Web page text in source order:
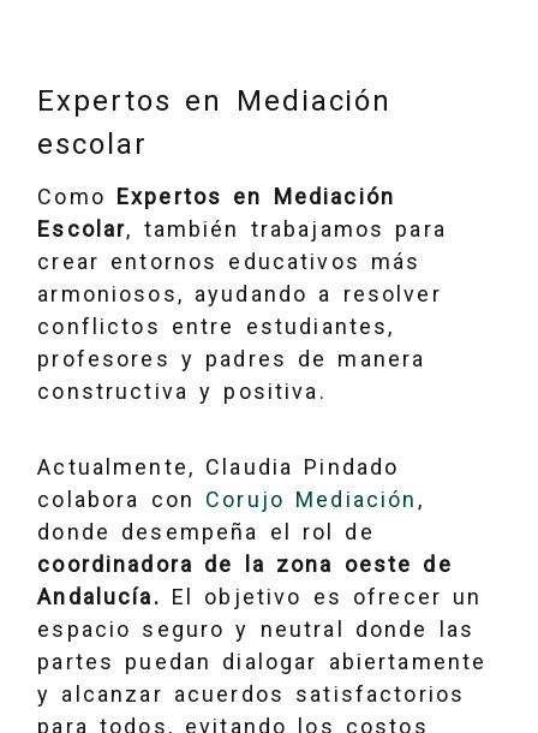
Expertos en Mediación
escolar
Como Expertos en Mediación
Escolar, también trabajamos para
crear entornos educativos más
armoniosos, ayudando a resolver
conflictos entre estudiantes,
profesores y padres de manera
constructiva y positiva.
Actualmente, Claudia Pindado
colabora con Corujo Mediación ,
donde desempeña el rol de
coordinadora de la zona oeste de
Andalucía. El objetivo es ofrecer un
espacio seguro y neutral donde las
partes puedan dialogar abiertamente
y alcanzar acuerdos satisfactorios
para todos, evitando los costos